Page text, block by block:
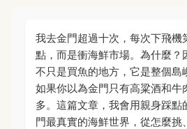
我去金門超過十次，每次下飛機
點，而是衝海鮮市場。為什麼？
不只是買魚的地方，它是整個島
如果你以為金門只有高粱酒和牛
多。這篇文章，我會用親身踩點
門最真實的海鮮世界，從怎麼挑